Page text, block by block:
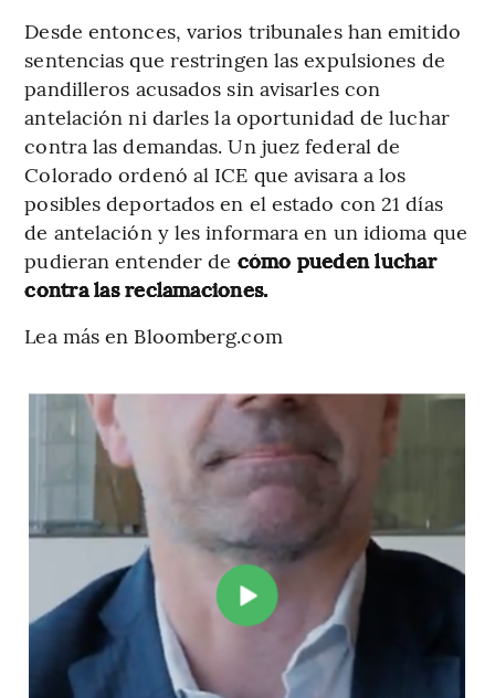
Desde entonces, varios tribunales han emitido
sentencias que restringen las expulsiones de
pandilleros acusados sin avisarles con
antelación ni darles la oportunidad de luchar
contra las demandas. Un juez federal de
Colorado ordenó al ICE que avisara a los
posibles deportados en el estado con 21 días
de antelación y les informara en un idioma que
pudieran entender de cómo pueden luchar
contra las reclamaciones.
Lea más en Bloomberg.com